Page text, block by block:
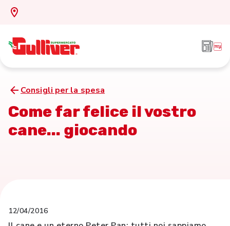
Consigli per la spesa
Come far felice il vostro
cane... giocando
12/04/2016